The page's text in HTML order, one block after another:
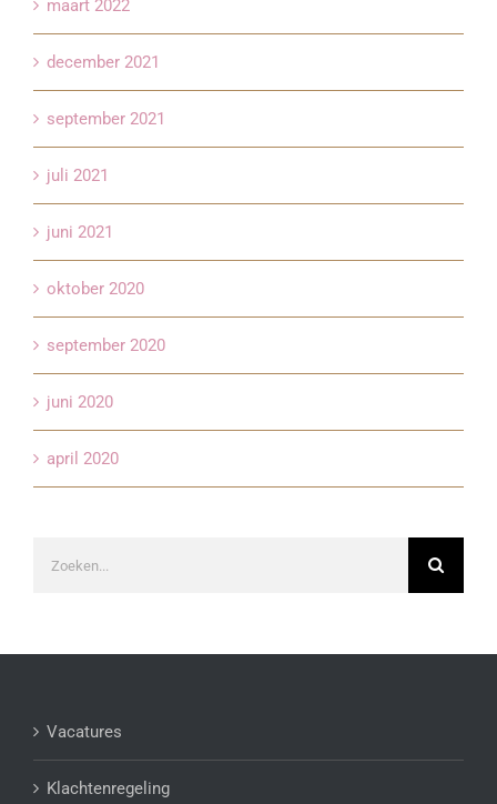
maart 2022
december 2021
september 2021
juli 2021
juni 2021
oktober 2020
september 2020
juni 2020
april 2020
Vacatures
Klachtenregeling